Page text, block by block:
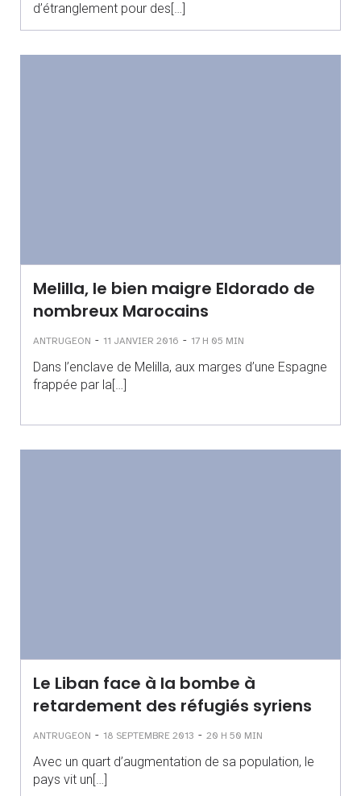
d’étranglement pour des[…]
Melilla, le bien maigre Eldorado de
nombreux Marocains
ANTRUGEON - 11 JANVIER 2016 - 17 H 05 MIN
Dans l’enclave de Melilla, aux marges d’une Espagne
frappée par la[…]
Le Liban face à la bombe à
retardement des réfugiés syriens
ANTRUGEON - 18 SEPTEMBRE 2013 - 20 H 50 MIN
Avec un quart d’augmentation de sa population, le
pays vit un[…]